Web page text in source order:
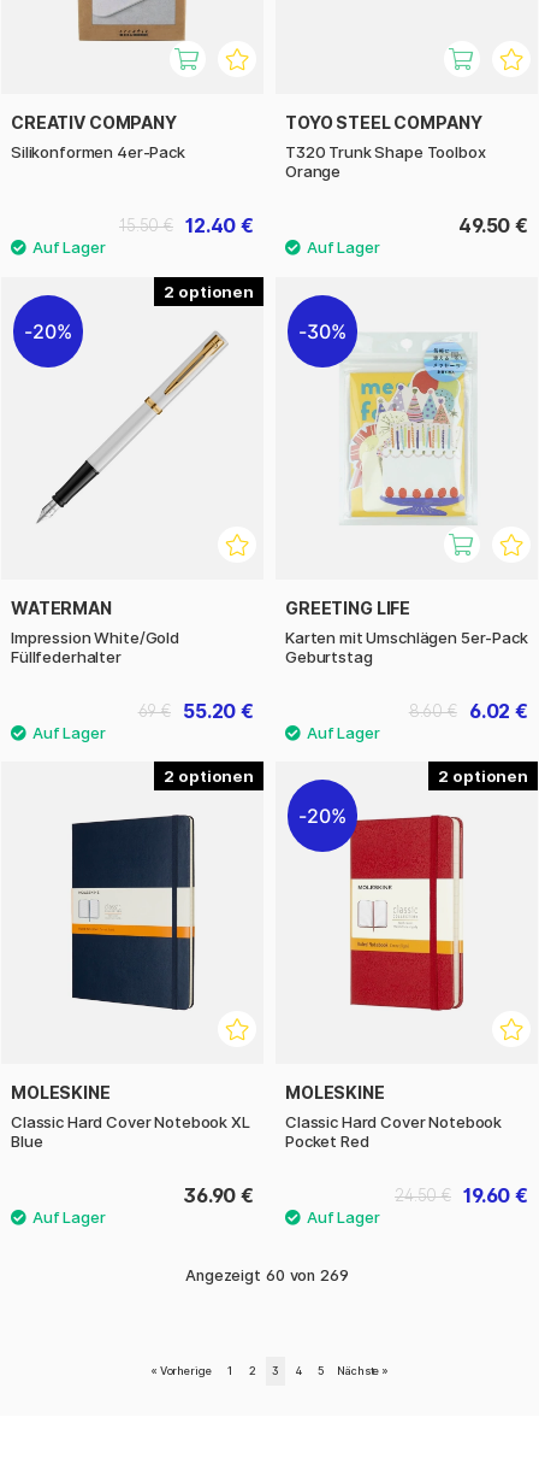
CREATIV COMPANY
Silikonformen 4er-Pack
12.40 €
15.50 €
TOYO STEEL COMPANY
T320 Trunk Shape Toolbox
Orange
49.50 €
2
20%
WATERMAN
Impression White/Gold
Füllfederhalter
55.20 €
69 €
30%
GREETING LIFE
Karten mit Umschlägen 5er-Pack
Geburtstag
6.02 €
8.60 €
2
MOLESKINE
Classic Hard Cover Notebook XL
Blue
36.90 €
2
20%
MOLESKINE
Classic Hard Cover Notebook
Pocket Red
19.60 €
24.50 €
Angezeigt 60 von 269
« Vorherige 1 2 3 4 5 Nächste »